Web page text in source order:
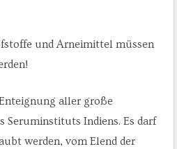
und Arneimittel müssen
aller große
Seruminstituts Indiens. Es darf
werden, vom Elend der